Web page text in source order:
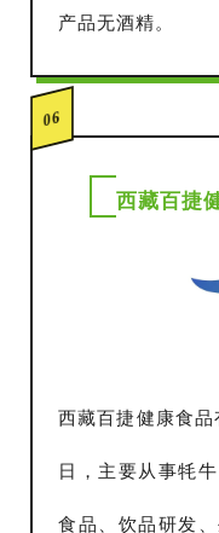
产品无酒精。
06
西藏百捷
西藏百捷健康食
日，主要从事牦
食品、饮品研发